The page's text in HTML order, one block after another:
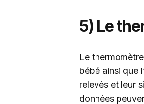
5) Le
Le
bébé ainsi que
relevés et leur
données